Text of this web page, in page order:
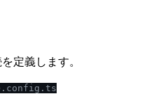
定義します。